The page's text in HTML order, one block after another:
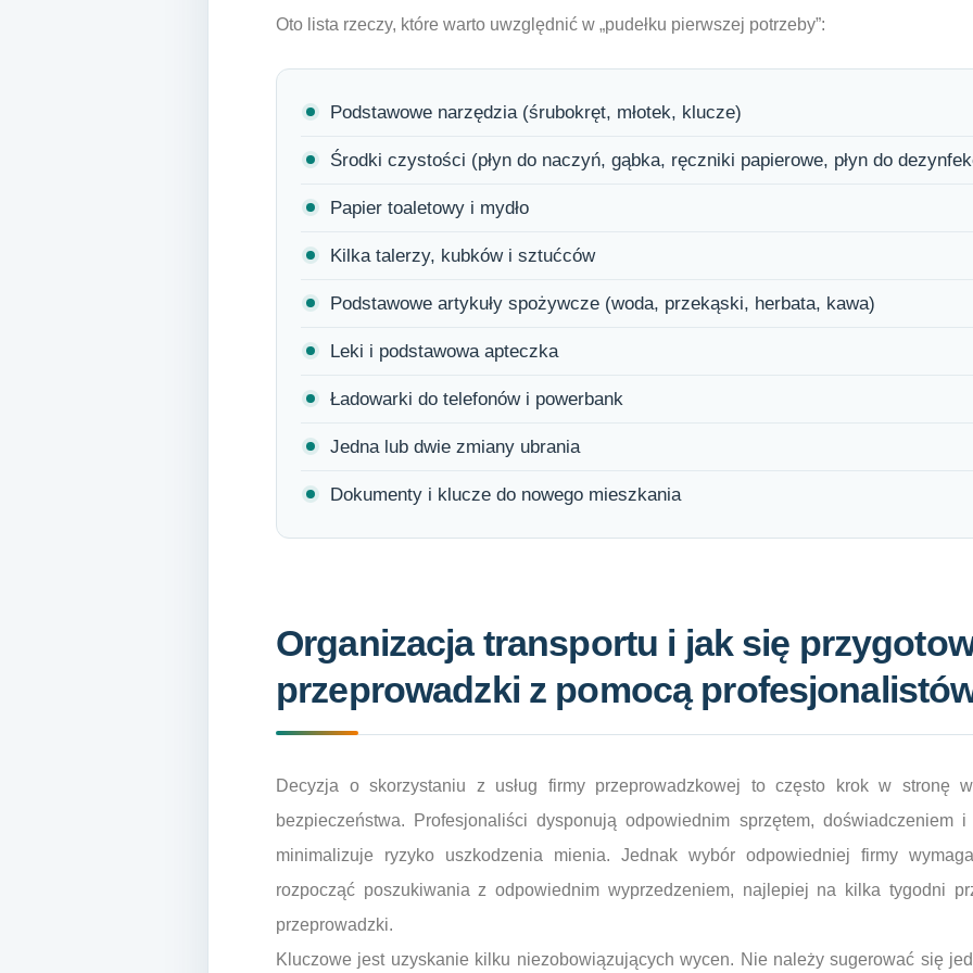
Oto lista rzeczy, które warto uwzględnić w „pudełku pierwszej potrzeby”:
Podstawowe narzędzia (śrubokręt, młotek, klucze)
Środki czystości (płyn do naczyń, gąbka, ręczniki papierowe, płyn do
Papier toaletowy i mydło
Kilka talerzy, kubków i sztućców
Podstawowe artykuły spożywcze (woda, przekąski, herbata, kawa)
Leki i podstawowa apteczka
Ładowarki do telefonów i powerbank
Jedna lub dwie zmiany ubrania
Dokumenty i klucze do nowego mieszkania
Organizacja transportu i jak się
przeprowadzki z pomocą
Decyzja o skorzystaniu z usług firmy przeprowadzkowej to często krok w stronę
bezpieczeństwa. Profesjonaliści dysponują odpowiednim sprzętem, doświadczeniem
minimalizuje ryzyko uszkodzenia mienia. Jednak wybór odpowiedniej firmy
rozpocząć poszukiwania z odpowiednim wyprzedzeniem, najlepiej na kilka tygodni
przeprowadzki.
Kluczowe jest uzyskanie kilku niezobowiązujących wycen. Nie należy sugerować się